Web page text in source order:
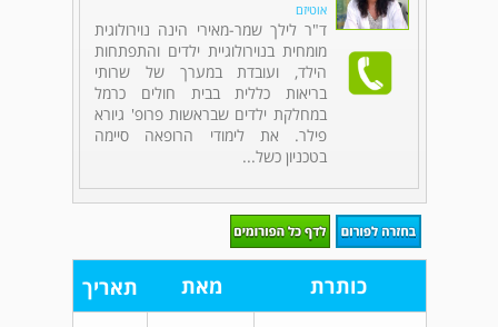
אוטיזם
ד"ר לילך שמר-מאירי הינה נוירולוגית
מומחית בנוירולוגיית ילדים והתפתחות
הילד, ועובדת במערך של שרותי
בריאות כללית בבית חולים כרמל
במחלקת ילדים שבראשות פרופ' גיורא
פילר. את לימודי הרופאה סיימה
בטכניון כשל...
כותרת מאת תאריך